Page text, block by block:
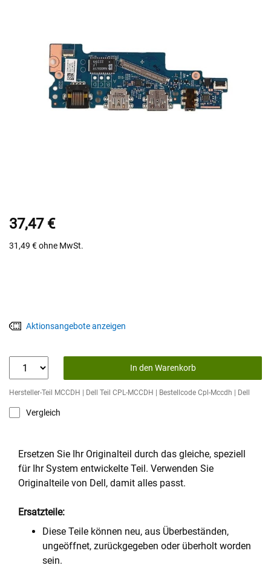
37,47 €
31,49 €ohne MwSt.
Aktionsangebote anzeigen
In den Warenkorb
Hersteller-Teil MCCDH | Dell Teil CPL-MCCDH | Bestellcode Cpl-Mccdh | Dell
Vergleich
Ersetzen Sie Ihr Originalteil durch das gleiche, speziell
für Ihr System entwickelte Teil. Verwenden Sie
Originalteile von Dell, damit alles passt.
Ersatzteile:
Diese Teile können neu, aus Überbeständen,
ungeöffnet, zurückgegeben oder überholt worden
sein.